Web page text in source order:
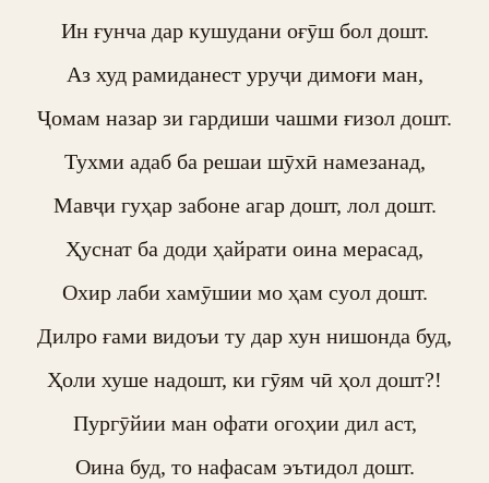
Ин ғунча дар кушудани оғӯш бол дошт.
Аз худ рамиданест уруҷи димоғи ман,
Ҷомам назар зи гардиши чашми ғизол дошт.
Тухми адаб ба решаи шӯхӣ намезанад,
Мавҷи гуҳар забоне агар дошт, лол дошт.
Ҳуснат ба доди ҳайрати оина мерасад,
Охир лаби хамӯшии мо ҳам суол дошт.
Дилро ғами видоъи ту дар хун нишонда буд,
Ҳоли хуше надошт, ки гӯям чӣ ҳол дошт?!
Пургӯйии ман офати огоҳии дил аст,
Оина буд, то нафасам эътидол дошт.